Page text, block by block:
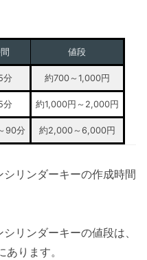
値段
分 約700～1,000円
分 約1,000円～2,000円
90分 約2,000～6,000円
リンダーキーの作成時間
リンダーキーの値段は、
ります。